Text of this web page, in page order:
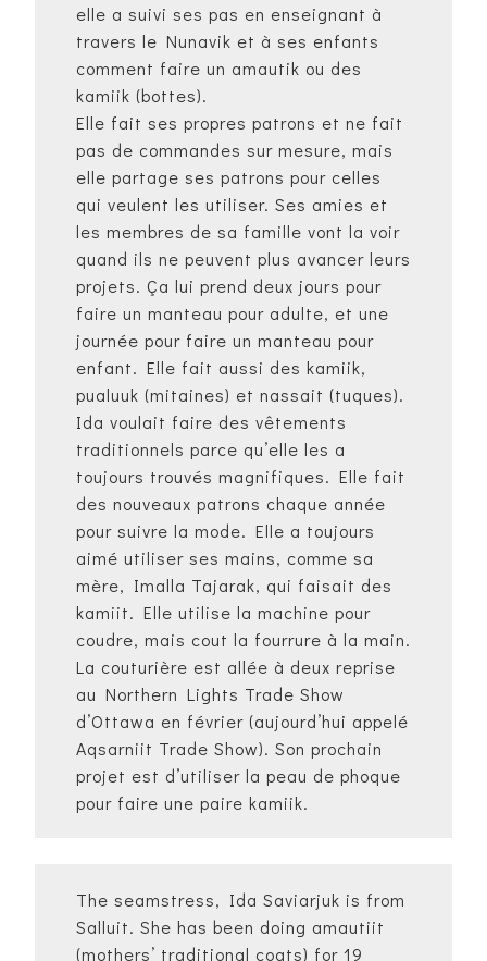
elle a suivi ses pas en enseignant à
travers le Nunavik et à ses enfants
comment faire un amautik ou des
kamiik (bottes).
Elle fait ses propres patrons et ne fait
pas de commandes sur mesure, mais
elle partage ses patrons pour celles
qui veulent les utiliser. Ses amies et
les membres de sa famille vont la voir
quand ils ne peuvent plus avancer leurs
projets. Ça lui prend deux jours pour
faire un manteau pour adulte, et une
journée pour faire un manteau pour
enfant. Elle fait aussi des kamiik,
pualuuk (mitaines) et nassait (tuques).
Ida voulait faire des vêtements
traditionnels parce qu’elle les a
toujours trouvés magnifiques. Elle fait
des nouveaux patrons chaque année
pour suivre la mode. Elle a toujours
aimé utiliser ses mains, comme sa
mère, Imalla Tajarak, qui faisait des
kamiit. Elle utilise la machine pour
coudre, mais cout la fourrure à la main.
La couturière est allée à deux reprise
au Northern Lights Trade Show
d’Ottawa en février (aujourd’hui appelé
Aqsarniit Trade Show). Son prochain
projet est d’utiliser la peau de phoque
pour faire une paire kamiik.
The seamstress, Ida Saviarjuk is from
Salluit. She has been doing amautiit
(mothers’ traditional coats) for 19